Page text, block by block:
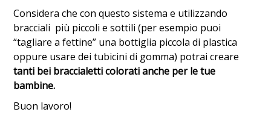
Considera che con questo sistema e utilizzando
bracciali più piccoli e sottili (per esempio puoi
“tagliare a fettine” una bottiglia piccola di plastica
oppure usare dei tubicini di gomma) potrai creare
tanti bei braccialetti colorati anche per le tue
bambine.
Buon lavoro!